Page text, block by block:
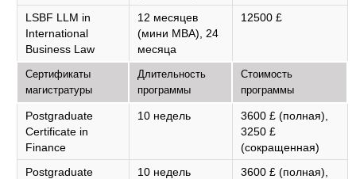
LSBF LLM in
International
Business Law
12 месяцев
(мини MBA), 24
месяца
12500 £
Сертификаты
магистратуры
Длительность
программы
Стоимость
программы
Postgraduate
Certificate in
Finance
10 недель
3600 £ (полная),
3250 £
(сокращенная)
Postgraduate
10 недель
3600 £ (полная),